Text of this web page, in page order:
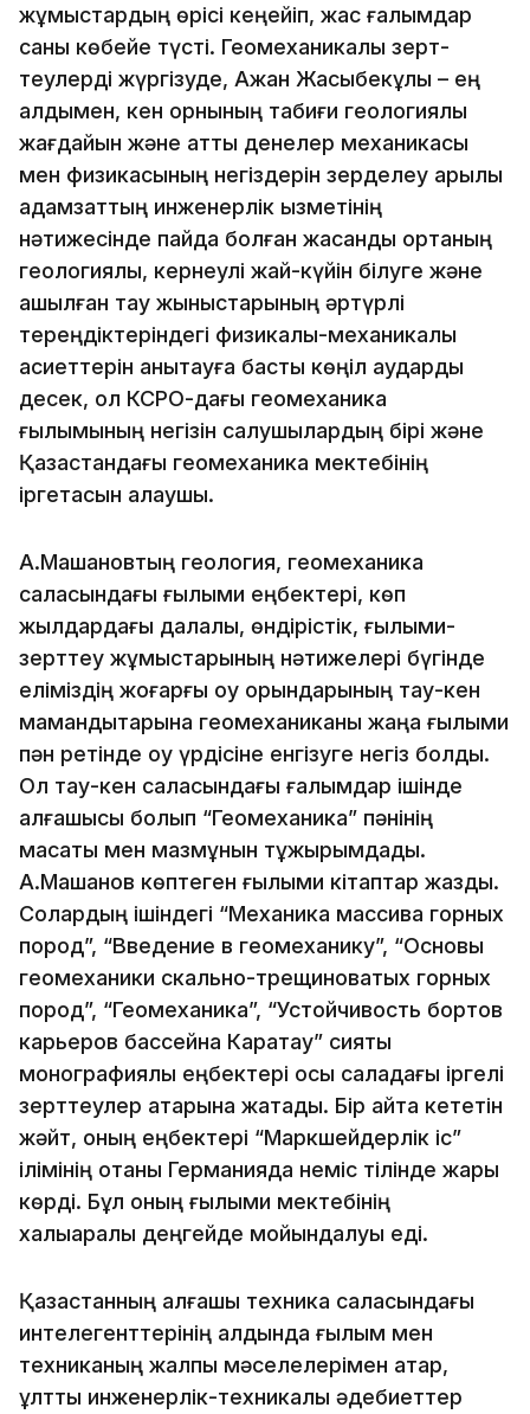
жұмыстардың өрісі кеңейіп, жас ғалымдар
саны көбейе түсті. Геомеханикалық зерт­
теулерді жүргізуде, Ақжан Жақсыбекұлы – ең
алдымен, кен орнының табиғи геологиялық
жағдайын және қатты денелер механикасы
мен физикасының негіздерін зерделеу арқылы
адамзаттың инженерлік қызметінің
нәтижесінде пайда болған жасанды ортаның
геологиялық, кернеулі жай-күйін білуге және
ашылған тау жыныстарының әртүрлі
тереңдіктеріндегі физикалық-механикалық
қасиеттерін анықтауға басты көңіл аударды
десек, ол КСРО-дағы геомеханика
ғылымының негізін салушылардың бірі және
Қазақстандағы геомеханика мектебінің
іргетасын қалаушы.
А.Машановтың геология, геомеханика
саласындағы ғылыми еңбектері, көп
жылдардағы далалық, өндірістік, ғылыми-
зерттеу жұмыстарының нәтижелері бүгінде
еліміздің жоғарғы оқу орындарының тау-кен
мамандықтарына геомехани­каны жаңа ғылыми
пән ретінде оқу үрдісіне енгізуге негіз болды.
Ол тау-кен саласындағы ғалымдар ішінде
алғашқысы болып “Геомеханика” пәнінің
мақсаты мен мазмұнын тұжырымдады.
А.Машанов көптеген ғылыми кітаптар жазды.
Солардың ішіндегі “Механика массива горных
пород”, “Введение в геомеханику”, “Основы
геомеханики скально-трещиноватых горных
пород”, “Геомеханика”, “Устойчивость бортов
карьеров бассейна Каратау” сияқты
монографиялық еңбектері осы саладағы іргелі
зерттеулер қатарына жатады. Бір айта кететін
жәйт, оның еңбектері “Маркшейдерлік іс”
ілімінің отаны Германияда неміс тілінде жарық
көрді. Бұл оның ғылыми мектебінің
халықаралық деңгейде мойындалуы еді.
Қазақстанның алғашқы техника саласындағы
интелегенттерінің алдында ғылым мен
техниканың жалпы мәселелерімен қатар,
ұлттық инженерлік-техникалық әдебиеттер